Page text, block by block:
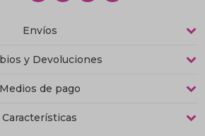
Envíos
y Devoluciones
Medios de pago
Características